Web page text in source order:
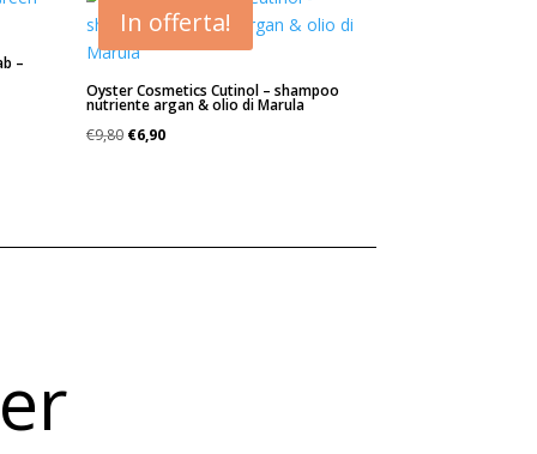
–
In offerta!
Oyster Cosmetics Cutinol – shampoo
nutriente argan & olio di Marula
€9,80 Il
€6,90Il